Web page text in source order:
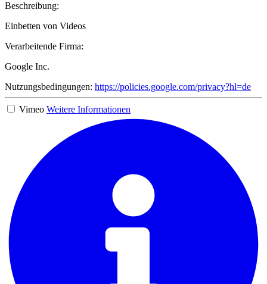
Beschreibung:
Einbetten von Videos
Verarbeitende Firma:
Google Inc.
Nutzungsbedingungen: https://policies.google.com/privacy?hl=de
Vimeo Weitere Informationen